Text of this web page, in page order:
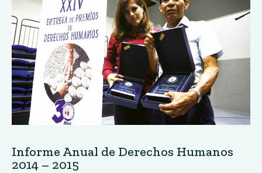
Informe Anual de Derechos Humanos
2014 – 2015